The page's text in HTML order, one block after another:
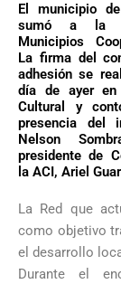
El municipio
sumó a la
Municipios
La firma del
adhesión se
día de ayer
Cultural y
presencia del
Nelson
presidente de
la ACI, Ariel
La Red que
como objetivo
el desarrollo
Durante el